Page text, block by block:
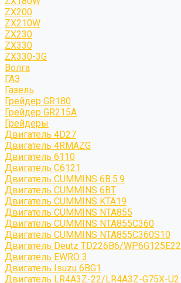
ZX200
ZX210W
ZX230
ZX330
ZX330-3G
Волга
ГАЗ
Газель
Грейдер GR180
Грейдер GR215A
Грейдеры
Двигатель 4D27
Двигатель 4RMAZG
Двигатель 6110
Двигатель C6121
Двигатель CUMMINS 6B.5.9
Двигатель CUMMINS 6BT
Двигатель CUMMINS KTA19
Двигатель CUMMINS NTA855
Двигатель CUMMINS NTA855C360
Двигатель CUMMINS NTA855C360S10
Двигатель Deutz TD226B6/WP6G125E22
Двигатель EWRO 3
Двигатель Isuzu 6BG1
Двигатель LR4A3Z-22/LR4A3Z-G75X-U2